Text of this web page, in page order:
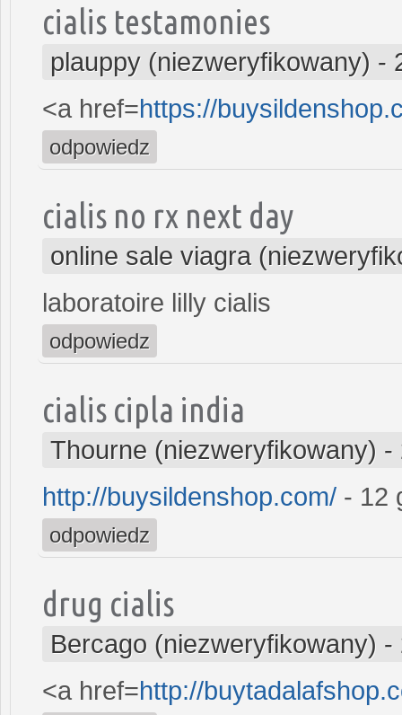
cialis testamonies
plauppy (niezweryfikowany) -
<a href=https://
odpowiedz
cialis no rx next day
online sale viagra
laboratoire lilly cialis
odpowiedz
cialis cipla india
Thourne (niezweryfikowany) -
http://buysildenshop.com/ - 12
odpowiedz
drug cialis
Bercago (niezweryfikowany) -
<a href=http://